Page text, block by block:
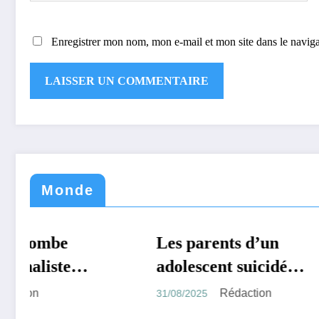
Enregistrer mon nom, mon e-mail et mon site dans le
Monde
MONDE
Les parents d’un
adolescent suicidé
portent plainte contre
31/08/2025
La
28/08/2025